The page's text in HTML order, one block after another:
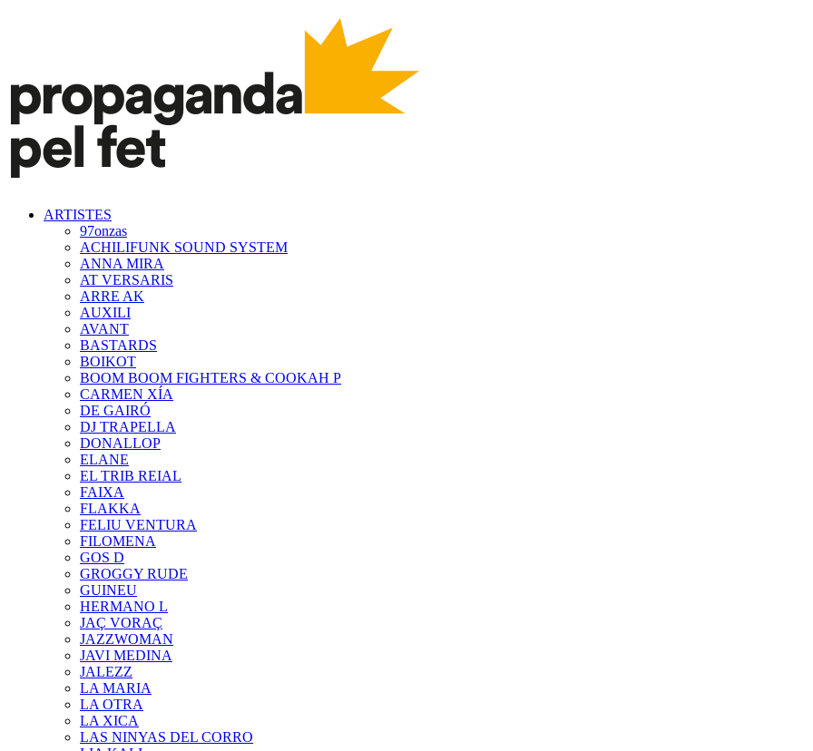
ARTISTES
97onzas
ACHILIFUNK SOUND SYSTEM
ANNA MIRA
AT VERSARIS
ARRE AK
AUXILI
AVANT
BASTARDS
BOIKOT
BOOM BOOM FIGHTERS & COOKAH P
CARMEN XÍA
DE GAIRÓ
DJ TRAPELLA
DONALLOP
ELANE
EL TRIB REIAL
FAIXA
FLAKKA
FELIU VENTURA
FILOMENA
GOS D
GROGGY RUDE
GUINEU
HERMANO L
JAÇ VORAÇ
JAZZWOMAN
JAVI MEDINA
JALEZZ
LA MARIA
LA OTRA
LA XICA
LAS NINYAS DEL CORRO